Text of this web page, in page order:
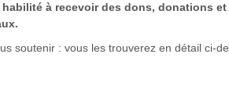
à recevoir des dons, donations et
soutenir : vous les trouverez en détail ci-